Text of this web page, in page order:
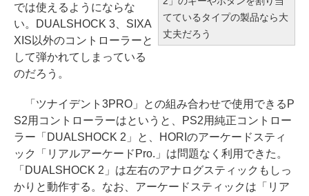
てているタイプの製品なら大
丈夫だろう
では使えるようにならな
い。DUALSHOCK 3、SIXA
XIS以外のコントローラーと
して弾かれてしまっている
のだろう。
「ツナイデント3PRO」との組み合わせで使用できるP
S2用コントローラーはというと、PS2用純正コントロー
ラー「DUALSHOCK 2」と、HORIのアーケードスティ
ック「リアルアーケードPro.」は問題なく利用できた。
「DUALSHOCK 2」は左右のアナログスティックもしっ
かりと動作する。なお、アーケードスティックは「リア